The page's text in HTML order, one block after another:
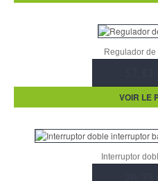
Regulador
VOIR LE
Interruptor